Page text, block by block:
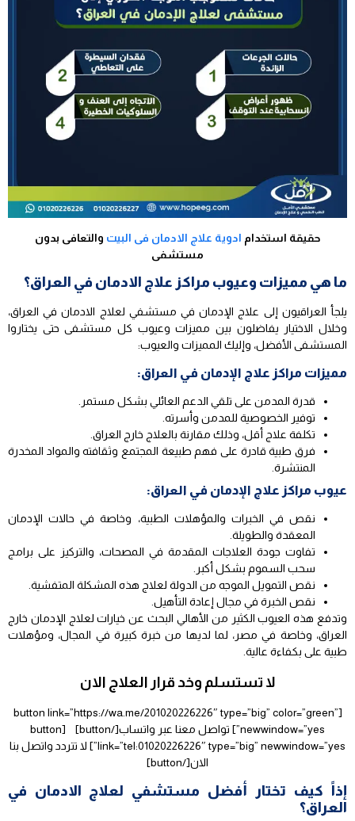
حقيقة استخدام ادوية علاج الادمان فى البيت والتعافى بدون
مستشفى
ما هي مميزات وعيوب مراكز علاج الادمان في العراق؟
يلجأ العراقيون إلى علاج الإدمان في مستشفي لعلاج الادمان في العراق،
وخلال الاختيار يفاضلون بين مميزات وعيوب كل مستشفى حتى يختاروا
المستشفى الأفضل، وإليك المميزات والعيوب:
مميزات مراكز علاج الإدمان في العراق:
قدرة المدمن على تلقي الدعم العائلي بشكل مستمر.
توفير الخصوصية للمدمن وأسرته.
تكلفة علاج أقل، وذلك مقارنة بالعلاج خارج العراق.
فرق طبية قادرة على فهم طبيعة المجتمع وثقافته والمواد المخدرة
المنتشرة.
عيوب مراكز علاج الإدمان في العراق:
نقص في الخبرات والمؤهلات الطبية، وخاصة في حالات الإدمان
المعقدة والطويلة.
تفاوت جودة العلاجات المقدمة في المصحات، والتركيز على برامج
سحب السموم بشكل أكبر.
نقص التمويل الموجه من الدولة لعلاج هذه المشكلة المتفشية.
نقص الخبرة في مجال إعادة التأهيل.
وتدفع هذه العيوب الكثير من الأهالي البحث عن خيارات لعلاج الإدمان خارج
العراق، وخاصة في مصر، لما لديها من خبرة كبيرة في المجال، ومؤهلات
طبية على بكفاءة عالية.
لا تستسلم وخد قرار العلاج الان
[button link=”https://wa.me/201020226226″ type=”big” color=”green”
newwindow=”yes”] تواصل معنا عبر واتساب[/button] [button
link=”tel:01020226226″ type=”big” newwindow=”yes”] لا تتردد واتصل بنا
الان[/button]
إذاً كيف تختار أفضل مستشفي لعلاج الادمان في
العراق؟